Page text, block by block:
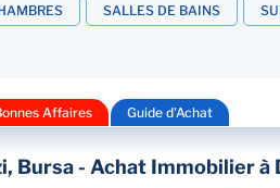
SALLES DE BAINS
Affaires Guide d'Achat
Bursa - Achat Immobilier à